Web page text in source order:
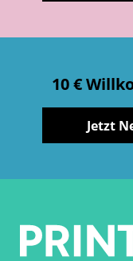
10 €
Jetzt